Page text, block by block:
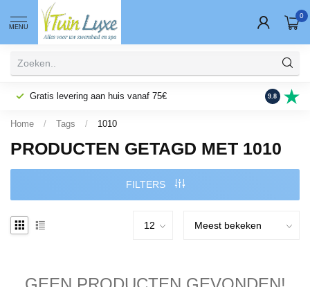
MENU
0
Gratis levering aan huis vanaf 75€ Fysieke
9.8
Home / Tags / 1010
PRODUCTEN GETAGD MET 1010
FILTERS